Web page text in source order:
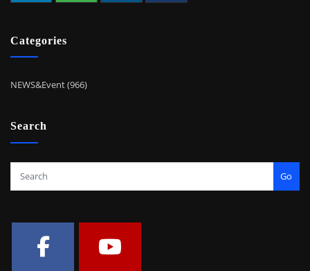
Categories
NEWS&Event (966)
Search
Go